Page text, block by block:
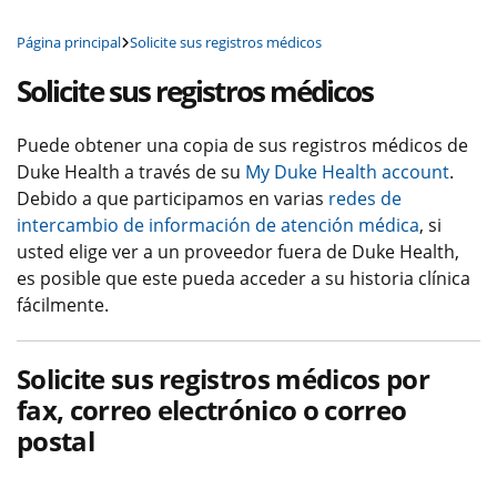
Página principal Solicite sus registros médicos
Solicite sus registros médicos
Puede obtener una copia de sus registros médicos de
Duke Health a través de su My Duke Health account.
Debido a que participamos en varias redes de
intercambio de información de atención médica, si
usted elige ver a un proveedor fuera de Duke Health,
es posible que este pueda acceder a su historia clínica
fácilmente.
Solicite sus registros médicos por
fax, correo electrónico o correo
postal